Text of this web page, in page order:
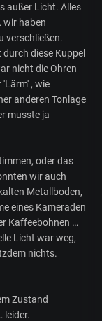
außer Licht. Alles
wir haben
verschließen.
diese Kuppel
nicht die Ohren
, wie
anderen Tonlage
musste ja
oder das
wir auch
Metallboden,
eines Kameraden
Kaffeebohnen …
Licht war weg,
nichts.
Zustand
leider.